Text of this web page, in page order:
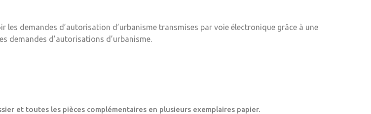
les demandes d’autorisation d’urbanisme transmises par voie électronique grâce à une
demandes d’autorisations d’urbanisme.
et toutes les pièces complémentaires en plusieurs exemplaires papier.